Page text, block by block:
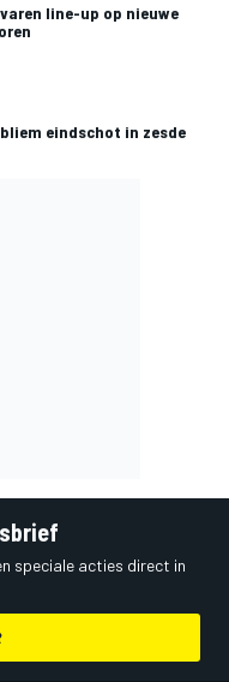
line-up op nieuwe
eindschot in zesde
speciale acties direct in